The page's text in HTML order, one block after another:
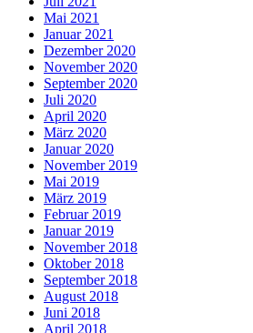
Mai 2021
Januar 2021
Dezember 2020
November 2020
September 2020
Juli 2020
April 2020
März 2020
Januar 2020
November 2019
Mai 2019
März 2019
Februar 2019
Januar 2019
November 2018
Oktober 2018
September 2018
August 2018
Juni 2018
April 2018